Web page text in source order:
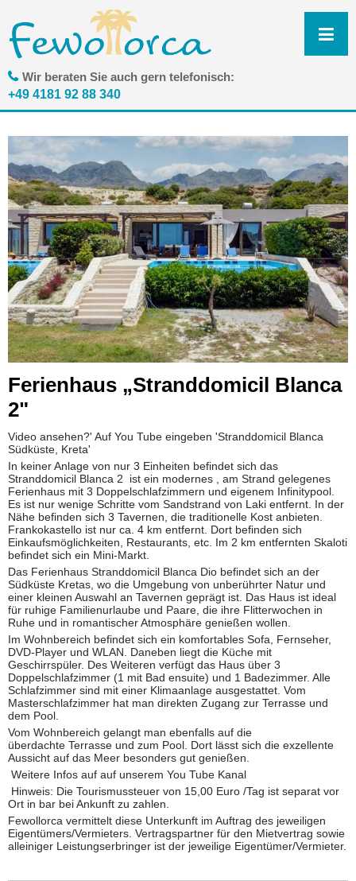
Wir beraten Sie auch gern telefonisch:
+49 4181 92 88 340
Ferienhaus „Stranddomicil Blanca
2"
Video ansehen?' Auf You Tube eingeben 'Stranddomicil Blanca
Südküste, Kreta'
In keiner Anlage von nur 3 Einheiten befindet sich das
Stranddomicil Blanca 2 ist ein modernes , am Strand gelegenes
Ferienhaus mit 3 Doppelschlafzimmern und eigenem Infinitypool.
Es ist nur wenige Schritte vom Sandstrand von Laki entfernt. In der
Nähe befinden sich 3 Tavernen, die traditionelle Kost anbieten.
Frankokastello ist nur ca. 4 km entfernt. Dort befinden sich
Einkaufsmöglichkeiten, Restaurants, etc. Im 2 km entfernten Skaloti
befindet sich ein Mini-Markt.
Das Ferienhaus Stranddomicil Blanca Dio befindet sich an der
Südküste Kretas, wo die Umgebung von unberührter Natur und
einer kleinen Auswahl an Tavernen geprägt ist. Das Haus ist ideal
für ruhige Familienurlaube und Paare, die ihre Flitterwochen in
Ruhe und in romantischer Atmosphäre genießen wollen.
Im Wohnbereich befindet sich ein komfortables Sofa, Fernseher,
DVD-Player und WLAN. Daneben liegt die Küche mit
Geschirrspüler. Des Weiteren verfügt das Haus über 3
Doppelschlafzimmer (1 mit Bad ensuite) und 1 Badezimmer. Alle
Schlafzimmer sind mit einer Klimaanlage ausgestattet. Vom
Masterschlafzimmer hat man direkten Zugang zur Terrasse und
dem Pool.
Vom Wohnbereich gelangt man ebenfalls auf die
überdachte Terrasse und zum Pool. Dort lässt sich die exzellente
Aussicht auf das Meer besonders gut genießen.
Weitere Infos auf auf unserem You Tube Kanal
Hinweis: Die Tourismussteuer von 15,00 Euro /Tag ist separat vor
Ort in bar bei Ankunft zu zahlen.
Fewollorca vermittelt diese Unterkunft im Auftrag des jeweiligen
Eigentümers/Vermieters. Vertragspartner für den Mietvertrag sowie
alleiniger Leistungserbringer ist der jeweilige Eigentümer/Vermieter.